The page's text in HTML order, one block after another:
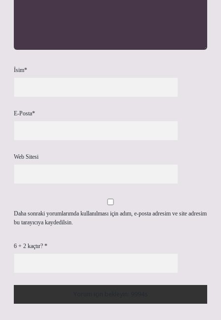
İsim*
E-Posta*
Web Sitesi
Daha sonraki yorumlarımda kullanılması için adım, e-posta adresim ve site adresim
bu tarayıcıya kaydedilsin.
6 + 2 kaçtır? *